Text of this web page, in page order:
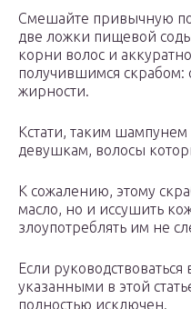
Смешайте привычную
две ложки пищевой
корни волос и
получившимся скрабом:
жирности.
Кстати, таким шампунем
девушкам, волосы
К сожалению, этому
масло, но и иссушить
злоупотреблять им не
Если
указанными в этой
полностью исключен.